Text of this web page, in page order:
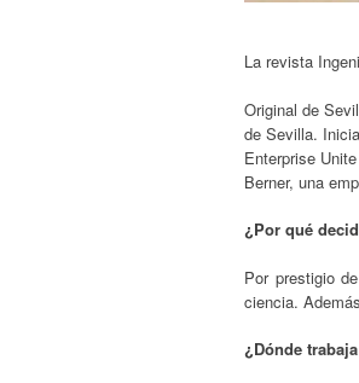
La revista
Original de
de Sevilla.
Enterprise
Berner, una
¿Por qué
Por prestigio
ciencia.
¿Dónde